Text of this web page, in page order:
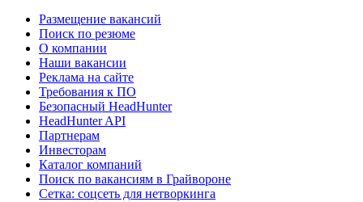
Размещение вакансий
Поиск по резюме
О компании
Наши вакансии
Реклама на сайте
Требования к ПО
Безопасный HeadHunter
HeadHunter API
Партнерам
Инвесторам
Каталог компаний
Поиск по вакансиям в Грайвороне
Сетка: соцсеть для нетворкинга